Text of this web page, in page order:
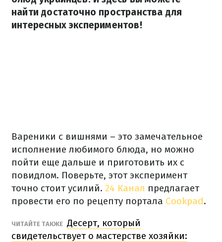
найти достаточно пространства для
интересных экспериментов!
Вареники с вишнями – это замечательное
исполнение любимого блюда, но можно
пойти еще дальше и приготовить их с
повидлом. Поверьте, этот эксперимент
точно стоит усилий. 24 Канал предлагает
провести его по рецепту портала Cookpad.
ЧИТАЙТЕ ТАКЖЕ Десерт, который
свидетельствует о мастерстве хозяйки: